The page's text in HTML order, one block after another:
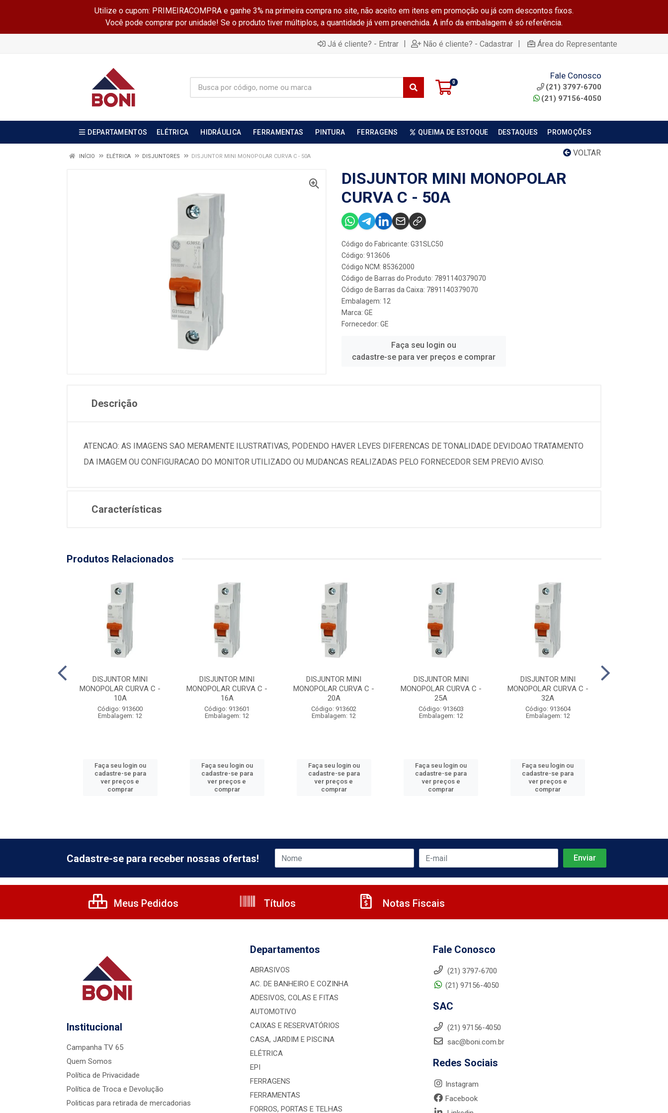
Utilize o cupom: PRIMEIRACOMPRA e ganhe 3% na primeira compra no site, não aceito em itens em promoção ou já com descontos fixos.
Você pode comprar por unidade! Se o produto tiver múltiplos, a quantidade já vem preenchida. A info da embalagem é só referência.
Já é cliente? - Entrar | Não é cliente? - Cadastrar | Área do Representante
0
Fale Conosco
(21) 3797-6700
(21) 97156-4050
DEPARTAMENTOS ELÉTRICA HIDRÁULICA FERRAMENTAS PINTURA FERRAGENS QUEIMA DE ESTOQUE DESTAQUES PROMOÇÕES
VOLTAR
INÍCIO ELÉTRICA DISJUNTORES DISJUNTOR MINI MONOPOLAR CURVA C - 50A
DISJUNTOR MINI MONOPOLAR
CURVA C - 50A
Código do Fabricante: G31SLC50
Código: 913606
Código NCM: 85362000
Código de Barras do Produto: 7891140379070
Código de Barras da Caixa: 7891140379070
Embalagem: 12
Marca: GE
Fornecedor: GE
Faça seu login ou
cadastre-se para ver preços e comprar
Descrição
ATENCAO: AS IMAGENS SAO MERAMENTE ILUSTRATIVAS, PODENDO HAVER LEVES DIFERENCAS DE TONALIDADE DEVIDOAO TRATAMENTO
DA IMAGEM OU CONFIGURACAO DO MONITOR UTILIZADO OU MUDANCAS REALIZADAS PELO FORNECEDOR SEM PREVIO AVISO.
Características
Produtos Relacionados
DISJUNTOR MINI
MONOPOLAR CURVA C -
10A
Código: 913600
Embalagem: 12
Faça seu login ou
cadastre-se para
ver preços e
comprar
DISJUNTOR MINI
MONOPOLAR CURVA C -
16A
Código: 913601
Embalagem: 12
Faça seu login ou
cadastre-se para
ver preços e
comprar
DISJUNTOR MINI
MONOPOLAR CURVA C -
20A
Código: 913602
Embalagem: 12
Faça seu login ou
cadastre-se para
ver preços e
comprar
DISJUNTOR MINI
MONOPOLAR CURVA C -
25A
Código: 913603
Embalagem: 12
Faça seu login ou
cadastre-se para
ver preços e
comprar
DISJUNTOR MINI
MONOPOLAR CURVA C -
32A
Código: 913604
Embalagem: 12
Faça seu login ou
cadastre-se para
ver preços e
comprar
Cadastre-se para receber nossas ofertas!
Meus Pedidos Títulos Notas Fiscais
Institucional
Campanha TV 65
Quem Somos
Política de Privacidade
Política de Troca e Devolução
Politicas para retirada de mercadorias
Departamentos
ABRASIVOS
AC. DE BANHEIRO E COZINHA
ADESIVOS, COLAS E FITAS
AUTOMOTIVO
CAIXAS E RESERVATÓRIOS
CASA, JARDIM E PISCINA
ELÉTRICA
EPI
FERRAGENS
FERRAMENTAS
FORROS, PORTAS E TELHAS
Fale Conosco
(21) 3797-6700
(21) 97156-4050
SAC
(21) 97156-4050
sac@boni.com.br
Redes Sociais
Instagram
Facebook